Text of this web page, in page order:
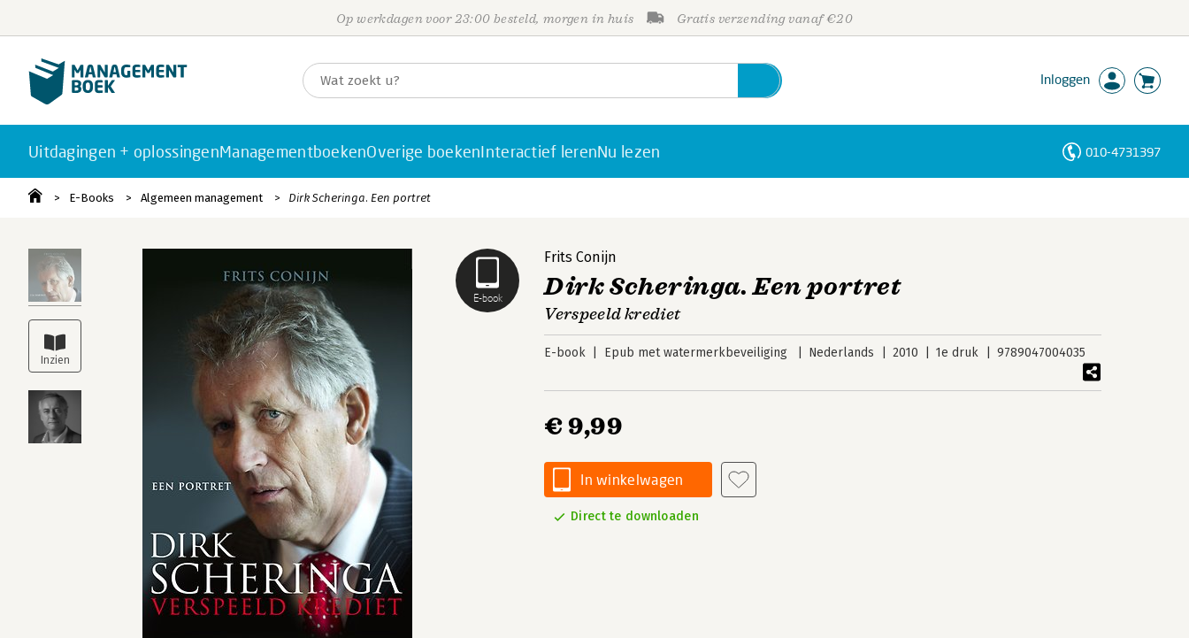
Op werkdagen voor 23:00 besteld, morgen in huis Gratis verzending vanaf €20
Inloggen
Uitdagingen + oplossingenManagementboekenOverige boekenInteractief lerenNu lezen 010-4731397
E-Books Algemeen management Dirk Scheringa. Een portret
E-book
Frits Conijn
Dirk Scheringa. Een portret
Verspeeld krediet
E-book Epub met watermerkbeveiliging Nederlands 2010 1e druk 9789047004035
€ 9,99
In winkelwagen
Direct te downloaden
Personen